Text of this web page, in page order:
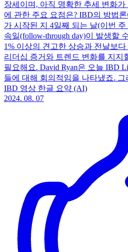
장세이며, 아직 명확한 추세 변화
에 관한 주요 요점은? IBD의 방법
가 시작된 지 4일째 되는 날(이번
속일(follow-through day)이 발생할
1% 이상의 견고한 상승과 전날보
리더십 증거와 트렌드 변화를 지지
필요해요. David Ryan은 오늘 IBD
들에 대해 회의적임을 나타냈죠.
IBD 영상 한글 요약 (AI)
2024. 08. 07